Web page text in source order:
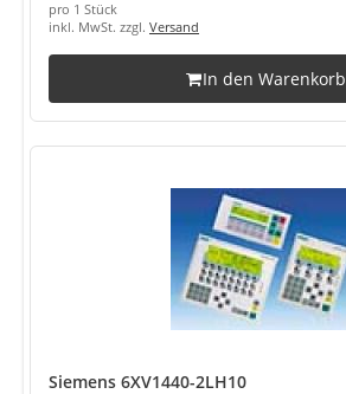
pro 1 Stück
inkl. MwSt. zzgl. Versand
In den Warenkorb
Siemens 6XV1440-2LH10